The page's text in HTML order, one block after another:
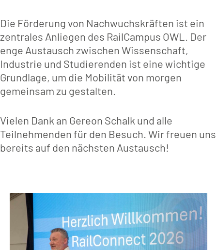
Die Förderung von Nachwuchskräften ist ein
zentrales Anliegen des RailCampus OWL. Der
enge Austausch zwischen Wissenschaft,
Industrie und Studierenden ist eine wichtige
Grundlage, um die Mobilität von morgen
gemeinsam zu gestalten.
Vielen Dank an Gereon Schalk und alle
Teilnehmenden für den Besuch. Wir freuen uns
bereits auf den nächsten Austausch!